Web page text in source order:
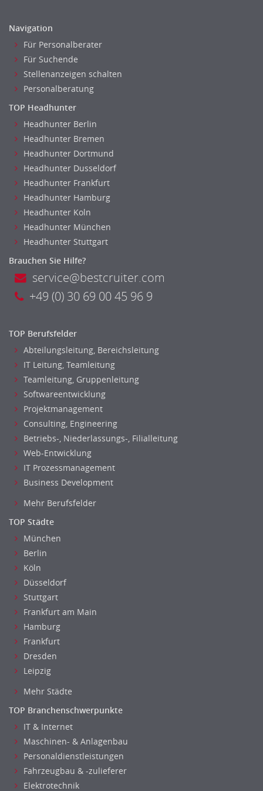
Kreditanalyse
Banken, Finanzdienstleister und Versicherungen Leitung,
Privatkundengeschäft
Berufsschule
Erwachsenenbildung
Erzieher
Kindergarten, KiTa, Vorschule
Bildung & Soziales Leitung, Teamleitung
Sozialarbeit
Universität, Fachhochschule
Unterricht: Grundschule
Unterricht: Sekundarstufe
Grafik- und Kommunikationsdesign
Medien-, Screen-, Webdesign
Modedesign, Schmuckdesign
Produktdesign, Industriedesign
Theater, Schauspiel, Musik, Tanz
Disposition
Einkauf
Logistik
Entsorgungslogistik
Materialwirtschaft
Supply-Chain-Management
Anlagenbuchhaltung
Controlling
Debitorenbuchhaltung
Finanzbuchhaltung, Bilanzbuchhaltung
Gehaltsbuchhaltung, Lohnbuchhaltung
Konzernbuchhaltung
Rechnungswesen
Revision
Steuern
Navigation
Für Personalberater
Für Suchende
Stellenanzeigen schalten
Personalberatung
TOP Headhunter
Headhunter Berlin
Headhunter Bremen
Headhunter Dortmund
Headhunter Dusseldorf
Headhunter Frankfurt
Headhunter Hamburg
Headhunter Koln
Headhunter München
Headhunter Stuttgart
Brauchen Sie Hilfe?
service@bestcruiter.com
+49 (0) 30 69 00 45 96 9
TOP Berufsfelder
Abteilungsleitung, Bereichsleitung
IT Leitung, Teamleitung
Teamleitung, Gruppenleitung
Softwareentwicklung
Projektmanagement
Consulting, Engineering
Betriebs-, Niederlassungs-, Filialleitung
Web-Entwicklung
IT Prozessmanagement
Business Development
Mehr Berufsfelder
TOP Städte
München
Berlin
Köln
Düsseldorf
Stuttgart
Frankfurt am Main
Hamburg
Frankfurt
Dresden
Leipzig
Mehr Städte
TOP Branchenschwerpunkte
IT & Internet
Maschinen- & Anlagenbau
Personaldienstleistungen
Fahrzeugbau & -zulieferer
Elektrotechnik